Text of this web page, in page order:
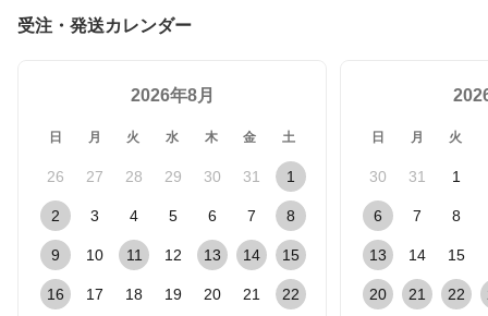
受注・発送カレンダー
2026年8月
日 月 火 水 木 金 土
26 27 28 29 30 31 1
2 3 4 5 6 7 8
9 10 11 12 13 14 15
16 17 18 19 20 21 22
日 月 火
30 31 1
6 7 8
13 14 15
20 21 22